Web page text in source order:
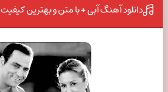
دانلود آهنگ آبی + با متن و بهترین کیفیت